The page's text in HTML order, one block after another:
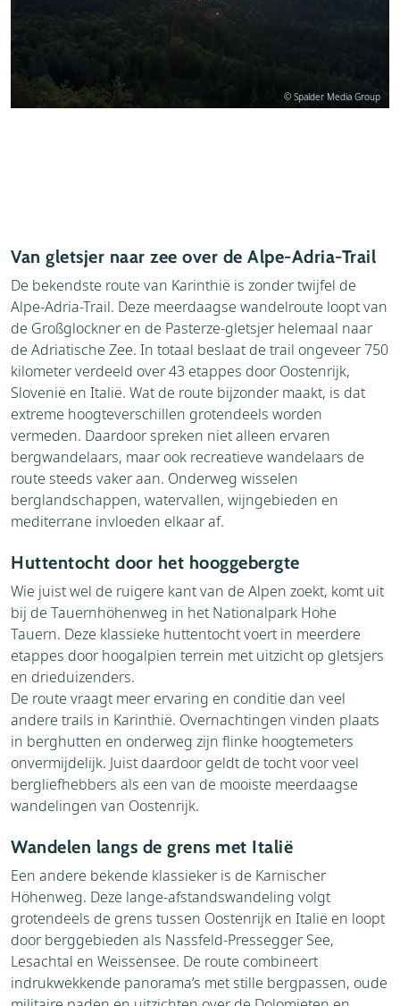
© Spalder Media Group
Van gletsjer naar zee over de Alpe-Adria-Trail
De bekendste route van Karinthië is zonder twijfel de
Alpe-Adria-Trail. Deze meerdaagse wandelroute loopt van
de Großglockner en de Pasterze-gletsjer helemaal naar
de Adriatische Zee. In totaal beslaat de trail ongeveer 750
kilometer verdeeld over 43 etappes door Oostenrijk,
Slovenië en Italië. Wat de route bijzonder maakt, is dat
extreme hoogteverschillen grotendeels worden
vermeden. Daardoor spreken niet alleen ervaren
bergwandelaars, maar ook recreatieve wandelaars de
route steeds vaker aan. Onderweg wisselen
berglandschappen, watervallen, wijngebieden en
mediterrane invloeden elkaar af.
Huttentocht door het hooggebergte
Wie juist wel de ruigere kant van de Alpen zoekt, komt uit
bij de Tauernhöhenweg in het Nationalpark Hohe
Tauern. Deze klassieke huttentocht voert in meerdere
etappes door hoogalpien terrein met uitzicht op gletsjers
en drieduizenders.
De route vraagt meer ervaring en conditie dan veel
andere trails in Karinthië. Overnachtingen vinden plaats
in berghutten en onderweg zijn flinke hoogtemeters
onvermijdelijk. Juist daardoor geldt de tocht voor veel
bergliefhebbers als een van de mooiste meerdaagse
wandelingen van Oostenrijk.
Wandelen langs de grens met Italië
Een andere bekende klassieker is de Karnischer
Höhenweg. Deze lange-afstandswandeling volgt
grotendeels de grens tussen Oostenrijk en Italië en loopt
door berggebieden als Nassfeld-Pressegger See,
Lesachtal en Weissensee. De route combineert
indrukwekkende panorama’s met stille bergpassen, oude